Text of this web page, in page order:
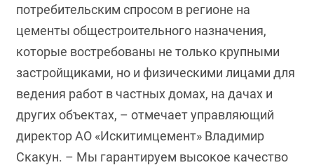
потребительским спросом в регионе на
цементы общестроительного назначения,
которые востребованы не только крупными
застройщиками, но и физическими лицами для
ведения работ в частных домах, на дачах и
других объектах, – отмечает управляющий
директор АО «Искитимцемент» Владимир
Скакун. – Мы гарантируем высокое качество